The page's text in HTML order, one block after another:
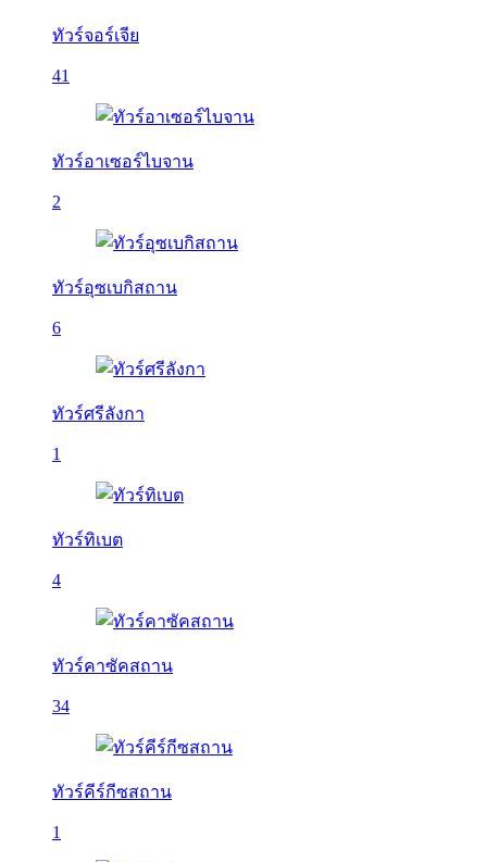
ทัวร์จอร์เจีย
41
ทัวร์อาเซอร์ไบจาน
2
ทัวร์อุซเบกิสถาน
6
ทัวร์ศรีลังกา
1
ทัวร์ทิเบต
4
ทัวร์คาซัคสถาน
34
ทัวร์คีร์กีซสถาน
1